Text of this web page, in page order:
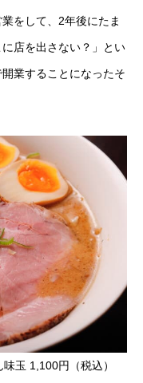
をして、2年後にたま
店を出さない？」とい
業することになったそ
玉 1,100円（税込）